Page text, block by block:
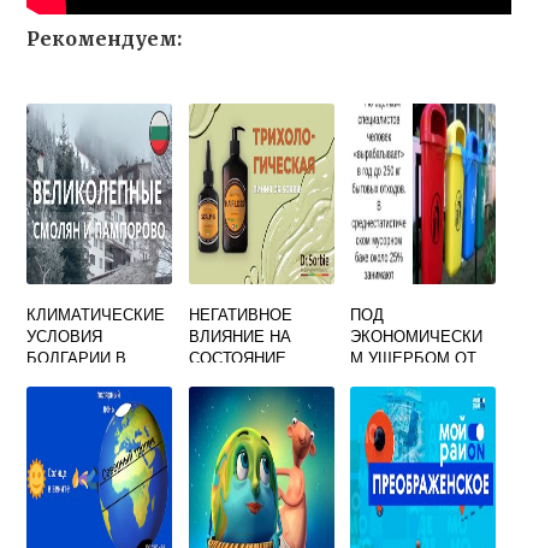
Рекомендуем:
КЛИМАТИЧЕСКИЕ
УСЛОВИЯ
БОЛГАРИИ В
НЕГАТИВНОЕ
ВЛИЯНИЕ НА
СОСТОЯНИЕ
СРЕДЫ
ОКАЗЫВАЕТ
ПОД
ЭКОНОМИЧЕСКИ
М УЩЕРБОМ ОТ
ОКРУЖАЮЩЕЙ
СРЕДЫ
ПОНИМАЕТСЯ